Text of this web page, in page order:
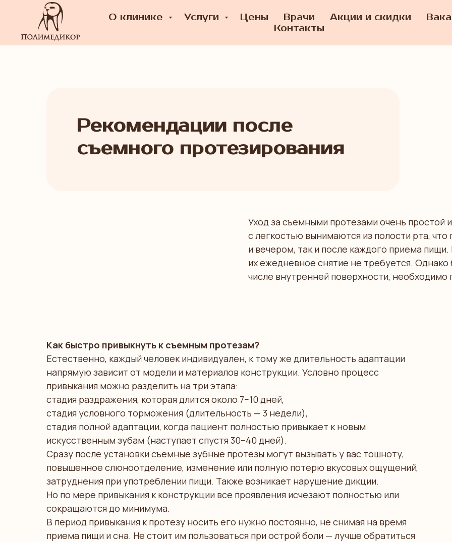
О клинике Услуги Цены Врачи Акции и скидки
Контакты
Рекомендации после
съемного протезирования
Уход за съемными протезами очень простой
с легкостью вынимаются из полости рта, что
и вечером, так и после каждого приема
их ежедневное снятие не требуется.
числе внутренней поверхности,
Как быстро привыкнуть к съемным протезам?
Естественно, каждый человек индивидуален, к тому же длительность адаптации
напрямую зависит от модели и материалов конструкции. Условно процесс
привыкания можно разделить на три этапа:
стадия раздражения, которая длится около 7−10 дней,
стадия условного торможения (длительность — 3 недели),
стадия полной адаптации, когда пациент полностью привыкает к новым
искусственным зубам (наступает спустя 30−40 дней).
Сразу после установки съемные зубные протезы могут вызывать у вас тошноту,
повышенное слюноотделение, изменение или полную потерю вкусовых ощущений,
затруднения при употреблении пищи. Также возникает нарушение дикции.
Но по мере привыкания к конструкции все проявления исчезают полностью или
сокращаются до минимума.
В период привыкания к протезу носить его нужно постоянно, не снимая на время
приема пищи и сна. Не стоит им пользоваться при острой боли — лучше обратиться